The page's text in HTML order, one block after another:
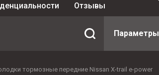
Отзывы
Параметры
тормозные передние Nissan X-trail e-power